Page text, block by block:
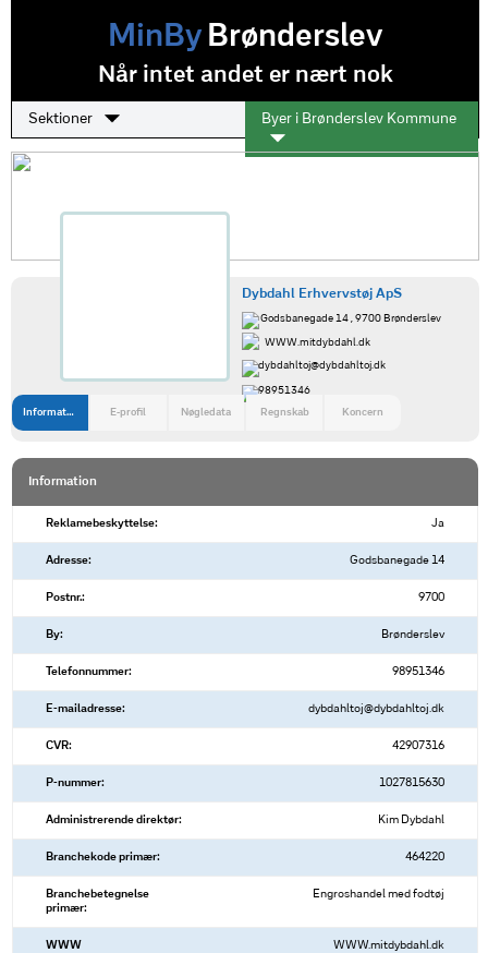
MinByBrønderslev
Når intet andet er nært nok
Sektioner Byer i Brønderslev Kommune
Dybdahl Erhvervstøj ApS
Godsbanegade 14 , 9700 Brønderslev
WWW.mitdybdahl.dk
dybdahltoj@dybdahltoj.dk
98951346
Information
E-profil Nøgledata Regnskab Koncern
Information
Reklamebeskyttelse: Ja
Adresse: Godsbanegade 14
Postnr.: 9700
By: Brønderslev
Telefonnummer: 98951346
E-mailadresse: dybdahltoj@dybdahltoj.dk
CVR: 42907316
P-nummer: 1027815630
Administrerende direktør: Kim Dybdahl
Branchekode primær: 464220
Branchebetegnelse
primær:
Engroshandel med fodtøj
WWW WWW.mitdybdahl.dk